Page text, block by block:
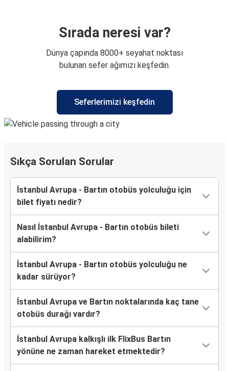
Sırada neresi var?
Dünya çapında 8000+ seyahat noktası
bulunan sefer ağımızı keşfedin.
Seferlerimizi keşfedin
Sıkça Sorulan Sorular
İstanbul Avrupa - Bartın otobüs yolculuğu için
bilet fiyatı nedir?
Nasıl İstanbul Avrupa - Bartın otobüs bileti
alabilirim?
İstanbul Avrupa - Bartın otobüs yolculuğu ne
kadar sürüyor?
İstanbul Avrupa ve Bartın noktalarında kaç tane
otobüs durağı vardır?
İstanbul Avrupa kalkışlı ilk FlixBus Bartın
yönüne ne zaman hareket etmektedir?